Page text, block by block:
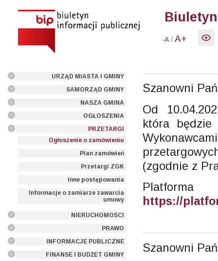
-A /A+
URZĄD MIASTA I GMINY
SAMORZĄD GMINY
NASZA GMINA
OGŁOSZENIA
PRZETARGI
Ogłoszenie o zamówieniu
Plan zamówień
Przetargi ZGK
Inne postępowania
Informacje o zamiarze zawarcia
umowy
NIERUCHOMOŚCI
PRAWO
INFORMACJE PUBLICZNE
FINANSE I BUDŻET GMINY
Szanowni
Od
która będzie
(zgodnie z
https://
Szanowni